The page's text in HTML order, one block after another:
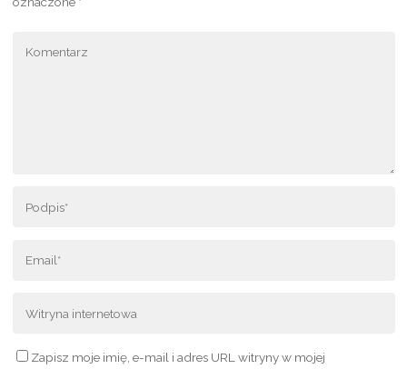
Zapisz moje imię, e-mail i adres URL witryny w mojej